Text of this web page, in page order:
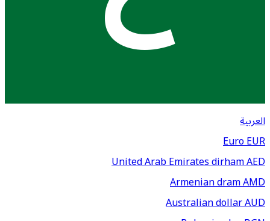
العربية
EuroEUR
United Arab Emirates dirhamAED
Armenian dramAMD
Australian dollarAUD